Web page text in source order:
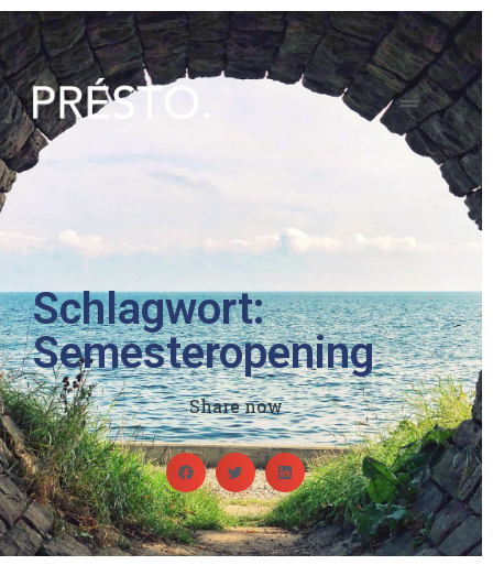
Schlagwort:
Semesteropening
Share now